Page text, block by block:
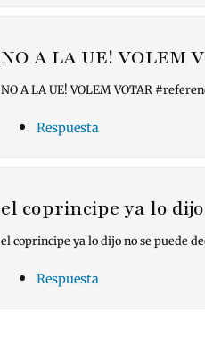
NO A LA UE! VOLEM
NO A LA UE! VOLEM VOTAR
Respuesta
el coprincipe ya lo
el coprincipe ya lo dijo no se puede
Respuesta